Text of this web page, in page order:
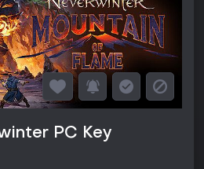
PC Key